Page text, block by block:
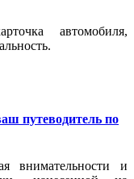
автомобиля,
путеводитель по
внимательности и